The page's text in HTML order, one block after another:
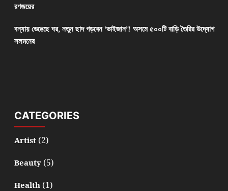
রণজয়ের
বন্যায় ভেঙেছে ঘর, নতুন ছাদ গড়বেন ‘ভাইজান’! অসমে ৫০০টি বাড়ি তৈরির উদ্যোগ
সলমনের
CATEGORIES
Artist(2)
Beauty(5)
Health(1)